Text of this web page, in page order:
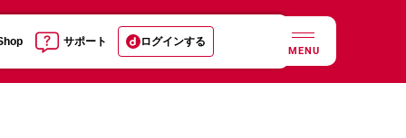
サポート ログインする
MENU